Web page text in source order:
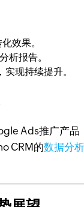
效果。
析报告。
现持续提升。
Ads推广产
CRM的数据分析